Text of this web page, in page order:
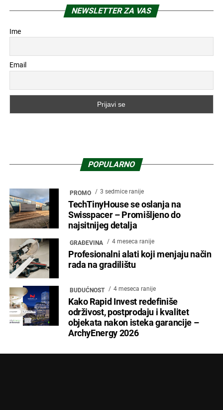
NEWSLETTER ZA VAS
Ime
Email
POPULARNO
PROMO 3 sedmice ranije
TechTinyHouse se oslanja na
Swisspacer – Promišljeno do
najsitnijeg detalja
GRAĐEVINA 4 meseca ranije
Profesionalni alati koji menjaju način
rada na gradilištu
BUDUĆNOST 4 meseca ranije
Kako Rapid Invest redefiniše
održivost, postprodaju i kvalitet
objekata nakon isteka garancije –
ArchyEnergy 2026